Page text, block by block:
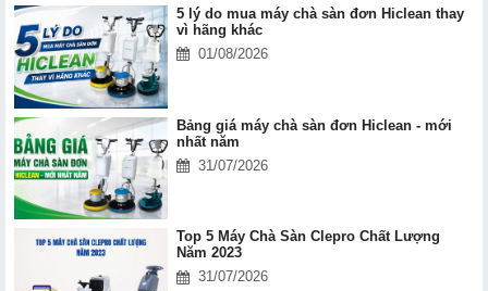
5 lý do mua máy chà sàn đơn Hiclean thay
vì hãng khác
01/08/2026
Bảng giá máy chà sàn đơn Hiclean - mới
nhất năm
31/07/2026
Top 5 Máy Chà Sàn Clepro Chất Lượng
Năm 2023
31/07/2026